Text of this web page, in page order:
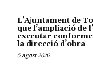
L’Ajuntament de
que l’ampliació de
executar
la direcció d’obra
5 agost 2026